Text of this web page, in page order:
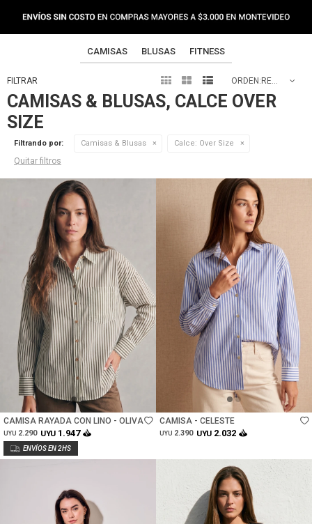
CAMISAS BLUSAS FITNESS
CAMISAS & BLUSAS, CALCE OVER
SIZE
   RECOMENDADOS
Filtrando por: Camisas & Blusas Calce: Over Size
Quitar filtros
Talle
CAMISA RAYADA CON LINO - OLIVA
UYU 2.290 UYU 1.947
CAMISA - CELESTE
UYU 2.390 UYU 2.032